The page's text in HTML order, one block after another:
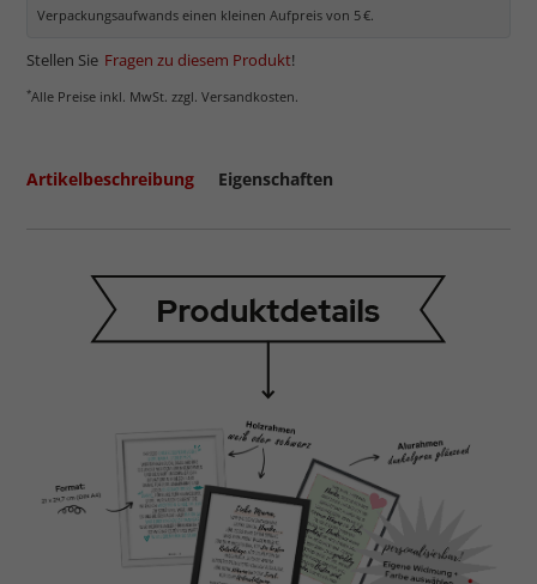
Verpackungsaufwands einen kleinen Aufpreis von 5 €.
Stellen Sie Fragen zu diesem Produkt!
*Alle Preise inkl. MwSt. zzgl. Versandkosten.
Artikelbeschreibung Eigenschaften